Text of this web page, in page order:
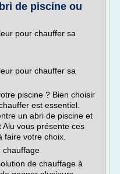
de piscine ou
pour chauffer sa
pour chauffer sa
piscine ? Bien choisir
est essentiel.
un abri de piscine et
vous présente ces
faire votre choix.
chauffage
de chauffage à